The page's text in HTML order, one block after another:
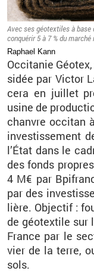
Avec ses géo­tex­tiles à base
conqué­rir 5 à 7 % du mar­ché
Ra­phael Kann
Oc­ci­ta­nie
si­dée par Vic­tor
cera en juillet
usine de
chanvre oc­ci­tan
in­ves­tis­se­ment
l’État dans le
des fonds
4 M€ par
par des
lière. Ob­jec­tif :
de géo­tex­tile sur
France par le
vier de la terre,
sols.